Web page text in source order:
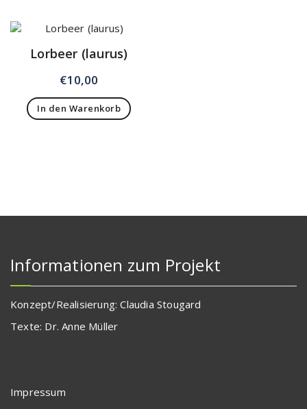
Lorbeer (laurus)
€10,00
In den Warenkorb
Informationen zum Projekt
Konzept/Realisierung: Claudia Stougard
Texte: Dr. Anne Müller
Impressum